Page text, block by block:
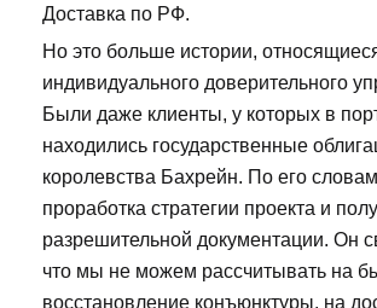
Доставка по РФ.
Но это больше истории,
индивидуального доверительного
Были даже клиенты, у которых в
находились государственные
королевства Бахрейн. По его
проработка стратегии проекта и
разрешительной документации. Он
что мы не можем рассчитывать на
восстановление конъюнктуры, на